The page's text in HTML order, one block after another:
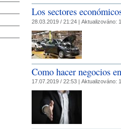
Los sectores
28.03.2019 / 21:24 | Aktualizováno:
Como hacer negocios
17.07.2019 / 22:53 | Aktualizováno: